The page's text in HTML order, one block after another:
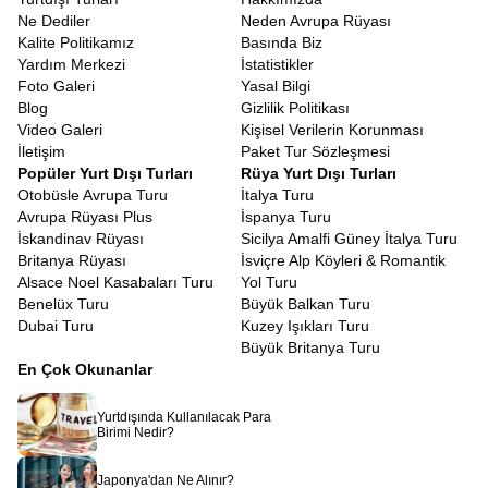
kılmak amacıyla titizlikle hazırlanmıştır.
İspanya Turu Fırsatları
Yurt dışı seyahatlerinin en düşündürücü kısmı şüphesiz vize
süreçleridir. Ancak bir tur programına dahil olmak, bu süreci
bireysel başvurulara göre daha öngörülebilir kılar.
Başvurusu
ile yapıldığında, konsolosluklar seyahat
amacınızın, konaklamanızın ve ulaşımınızın garanti altında
olduğunu görür. Avrupa Rüyası olarak, vize başvuru sürecinizde
size rehberlik ediyoruz. Gerekli evrakların düzenlenmesi, randevu
süreçleri ve dosya hazırlığı konularında tecrübeli ekibimizle
yanınızdayız. Tur katılımcısı olmanız, seyahat planınızın net ve
belgeli olmasını sağladığı için vize başvurunuzun değerlendirilme
aşamasında olumlu bir referans teşkil eder.
Vize maliyetleri, seyahat bütçesinin önemli bir kalemidir ve
bu ücretler konsolosluklar tarafından belirlenir.
İspanya turistik vize ücret
tutarları, yetişkinler ve çocuklar
için farklılık gösterebilir ve zaman zaman güncellenebilir.
Bu ücret, vize harcı ve aracı kurum hizmet bedelini kapsar.
Avrupa Rüyası olarak, tur ücretinin dışında kalan bu
kalemi, başvuru aşamasında size net bir şekilde
bildiriyoruz.
Vize ücretinin ödenmesi, seyahat sigortasının yapılması
gibi bürokratik detaylarda kaybolmanıza izin vermeden,
Ne Dediler
Kalite Politikamız
Yardım Merkezi
Foto Galeri
Blog
Video Galeri
İletişim
Neden Avrupa Rüyası
Basında Biz
İstatistikler
Yasal Bilgi
Gizlilik Politikası
Kişisel Verilerin Korunması
Paket Tur Sözleşmesi
Popüler Yurt Dışı Turları
Otobüsle Avrupa Turu
Avrupa Rüyası Plus
İskandinav Rüyası
Britanya Rüyası
Alsace Noel Kasabaları Turu
Benelüx Turu
Dubai Turu
Rüya Yurt Dışı Turları
İtalya Turu
İspanya Turu
Sicilya Amalfi Güney İtalya Turu
İsviçre Alp Köyleri & Romantik
Yol Turu
Büyük Balkan Turu
Kuzey Işıkları Turu
Büyük Britanya Turu
En Çok Okunanlar
Yurtdışında Kullanılacak Para
Birimi Nedir?
Japonya'dan Ne Alınır?